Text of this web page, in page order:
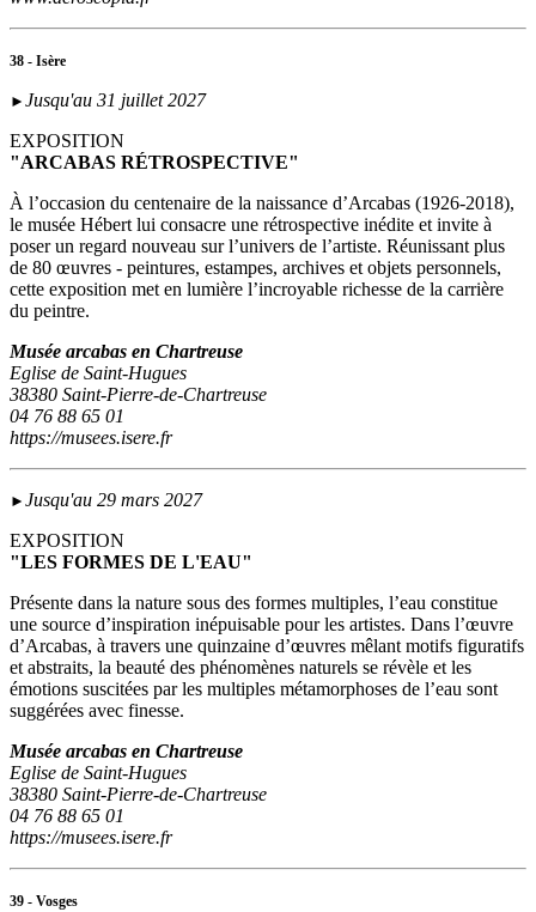
38 - Isère
► Jusqu'au 31 juillet 2027
EXPOSITION
"ARCABAS RÉTROSPECTIVE"
À l’occasion du centenaire de la naissance d’Arcabas (1926-2018),
le musée Hébert lui consacre une rétrospective inédite et invite à
poser un regard nouveau sur l’univers de l’artiste. Réunissant plus
de 80 œuvres - peintures, estampes, archives et objets personnels,
cette exposition met en lumière l’incroyable richesse de la carrière
du peintre.
Musée arcabas en Chartreuse
Eglise de Saint-Hugues
38380 Saint-Pierre-de-Chartreuse
04 76 88 65 01
https://musees.isere.fr
► Jusqu'au 29 mars 2027
EXPOSITION
"LES FORMES DE L'EAU"
Présente dans la nature sous des formes multiples, l’eau constitue
une source d’inspiration inépuisable pour les artistes. Dans l’œuvre
d’Arcabas, à travers une quinzaine d’œuvres mêlant motifs figuratifs
et abstraits, la beauté des phénomènes naturels se révèle et les
émotions suscitées par les multiples métamorphoses de l’eau sont
suggérées avec finesse.
Musée arcabas en Chartreuse
Eglise de Saint-Hugues
38380 Saint-Pierre-de-Chartreuse
04 76 88 65 01
https://musees.isere.fr
39 - Vosges